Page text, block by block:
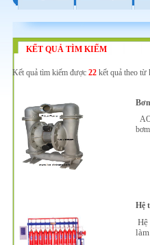
KẾT QUẢ TÌM KIẾM
Kết quả tìm kiếm được 22kết quả theo từ
Hệ